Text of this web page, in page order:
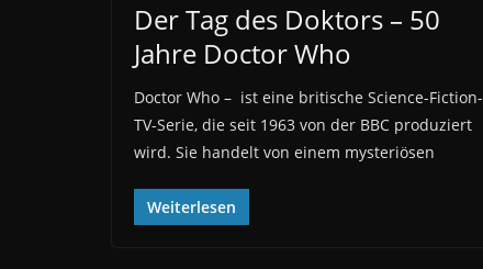
Der Tag des Doktors – 50
Jahre Doctor Who
Doctor Who – ist eine britische Science-Fiction-
TV-Serie, die seit 1963 von der BBC produziert
wird. Sie handelt von einem mysteriösen
Weiterlesen